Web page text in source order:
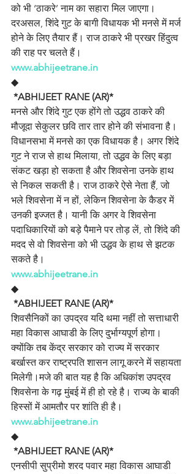
को भी ‘ठाकरे’ नाम का सहारा मिल जाएगा।
दरअसल, शिंदे गुट के बागी विधायक भी मनसे में मर्ज
होने के लिए तैयार हैं। राज ठाकरे भी प्रखर हिंदुत्व
की राह पर चलते हैं।
www.abhijeetrane.in
◆
*ABHIJEET RANE (AR)*
मनसे और शिंदे गुट एक होंगे तो उद्धव ठाकरे की
मौजूदा सेकुलर छवि तार तार होने की संभावना है।
विधानसभा में मनसे का एक विधायक है। अगर शिंदे
गुट ने राज से हाथ मिलाया, तो उद्धव के लिए बड़ा
संकट खड़ा हो सकता है और शिवसेना उनके हाथ
से निकल सकती है। राज ठाकरे ऐसे नेता हैं, जो
भले शिवसेना में न हों, लेकिन शिवसेना के कैडर में
उनकी इज्जत है। यानी कि अगर वे शिवसेना
पदाधिकारियों को बड़े पैमाने पर तोड़ लें, तो शिंदे की
मदद से वो शिवसेना को भी उद्धव के हाथ से झटक
सकते है।
www.abhijeetrane.in
◆
*ABHIJEET RANE (AR)*
शिवसैनिकों का उपद्रव यदि थमा नहीं तो सत्ताधारी
महा विकास आघाडी के लिए दुर्भाग्यपूर्ण होगा।
क्योंकि तब केंद्र सरकार को राज्य में सरकार
बर्खास्त कर राष्ट्रपति शासन लागू करने में सहायता
मिलेगी।मजे की बात यह है कि अधिकांश उपद्रव
शिवसेना के गढ़ मुंबई में ही हो रहे है। राज्य के बाकी
हिस्सों में आमतौर पर शांति ही है।
www.abhijeetrane.in
◆
*ABHIJEET RANE (AR)*
एनसीपी सुप्रीमो शरद पवार महा विकास आघाडी